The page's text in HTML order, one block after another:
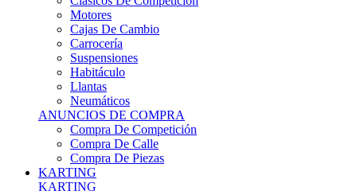
Cajas De Cambio
Carrocería
Suspensiones
Habitáculo
Llantas
Neumáticos
ANUNCIOS DE COMPRA
Compra De Competición
Compra De Calle
Compra De Piezas
KARTING
KARTING
Karts Completos Alevín